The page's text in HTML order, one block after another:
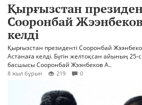
Қырғызстан
Сооронбай
келді
Қырғызстан президенті Сооронбай
Астанаға келді. Бүгін желтоқсан айының 25-
басшысы Сооронбай Жээнбеков А..
8 жыл бұрын 219 0